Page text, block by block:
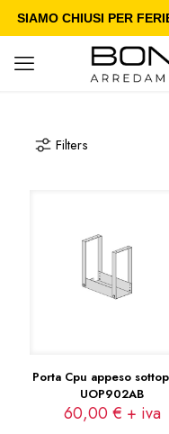
SIAMO CHIUSI PER
Filters
Porta Cpu appeso
UOP902AB
60,00 € + iva